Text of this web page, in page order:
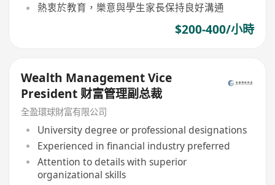
熱衷於教育，樂意與學生家長保持良好溝通
$200-400/小時
Wealth Management Vice
President 财富管理副总裁
全盈環球財富有限公司
University degree or professional designations
Experienced in financial industry preferred
Attention to details with superior
organizational skills